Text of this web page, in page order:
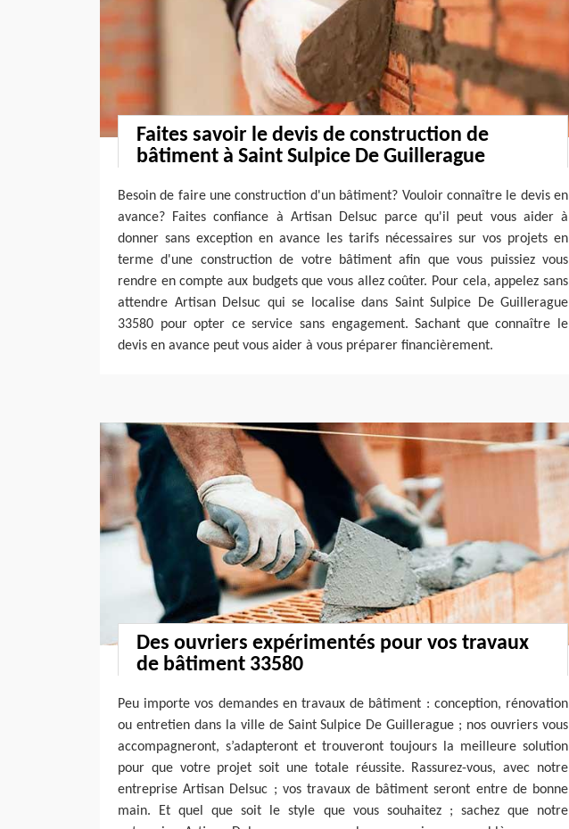
Faites savoir le devis de construction de
bâtiment à Saint Sulpice De Guillerague
Besoin de faire une construction d'un bâtiment? Vouloir connaître le devis en
avance? Faites confiance à Artisan Delsuc parce qu'il peut vous aider à
donner sans exception en avance les tarifs nécessaires sur vos projets en
terme d'une construction de votre bâtiment afin que vous puissiez vous
rendre en compte aux budgets que vous allez coûter. Pour cela, appelez sans
attendre Artisan Delsuc qui se localise dans Saint Sulpice De Guillerague
33580 pour opter ce service sans engagement. Sachant que connaître le
devis en avance peut vous aider à vous préparer financièrement.
Des ouvriers expérimentés pour vos travaux
de bâtiment 33580
Peu importe vos demandes en travaux de bâtiment : conception, rénovation
ou entretien dans la ville de Saint Sulpice De Guillerague ; nos ouvriers vous
accompagneront, s’adapteront et trouveront toujours la meilleure solution
pour que votre projet soit une totale réussite. Rassurez-vous, avec notre
entreprise Artisan Delsuc ; vos travaux de bâtiment seront entre de bonne
main. Et quel que soit le style que vous souhaitez ; sachez que notre